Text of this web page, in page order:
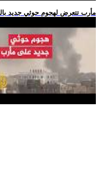
.. مأرب تتعرض لهجوم حوثي جديد